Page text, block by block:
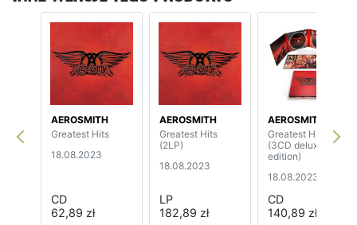
AEROSMITH
Greatest Hits
18.08.2023
CD
62,89 zł
AEROSMITH
Greatest Hits
(2LP)
18.08.2023
LP
182,89 zł
AEROSMITH
Greatest Hits
(3CD deluxe
edition)
18.08.2023
CD
140,89 zł